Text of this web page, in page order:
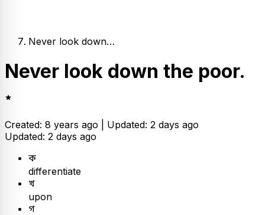
Never look down…
Never look down the poor.
Created: 8 years ago | Updated: 2 days ago
Updated: 2 days ago
ক
differentiate
খ
upon
গ